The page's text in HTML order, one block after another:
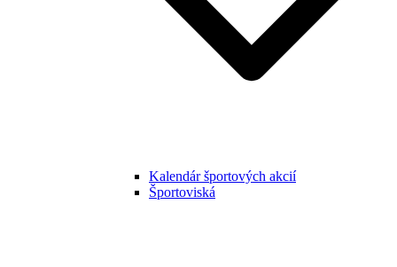
Kalendár športových akcií
Športoviská